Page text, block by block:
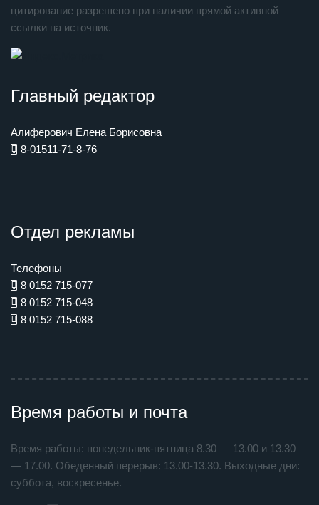
цитирование разрешено при наличии прямой активной
ссылки на источник.
Главный редактор
Алиферович Елена Борисовна
8-01511-71-8-76
Отдел рекламы
Телефоны
8 0152 715-077
8 0152 715-048
8 0152 715-088
Время работы и почта
Время работы: понедельник-пятница 8.30 — 13.00 и 13.30
— 17.00. Обеденный перерыв: 13.00-13.30. Выходные дни:
суббота, воскресенье.